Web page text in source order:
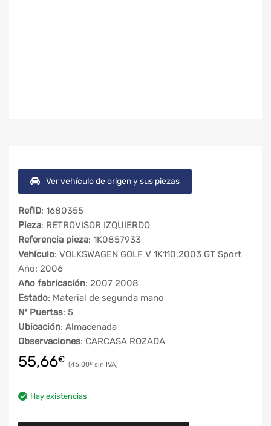
Ver vehículo de origen y sus piezas
RefID: 1680355
Pieza: RETROVISOR IZQUIERDO
Referencia pieza: 1K0857933
Vehículo: VOLKSWAGEN GOLF V 1K110.2003 GT Sport
Año: 2006
Año fabricación: 2007 2008
Estado: Material de segunda mano
Nº Puertas: 5
Ubicación: Almacenada
Observaciones: CARCASA ROZADA
55,66€ 46,00€
Hay existencias